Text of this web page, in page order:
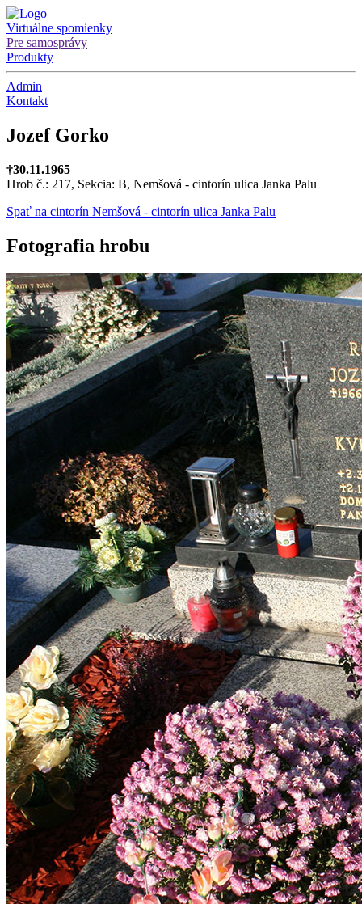
Virtuálne spomienky
Pre samosprávy
Produkty
Admin
Kontakt
Jozef Gorko
†30.11.1965
Hrob č.: 217, Sekcia: B, Nemšová - cintorín ulica Janka Palu
Spať na cintorín Nemšová - cintorín ulica Janka Palu
Fotografia hrobu